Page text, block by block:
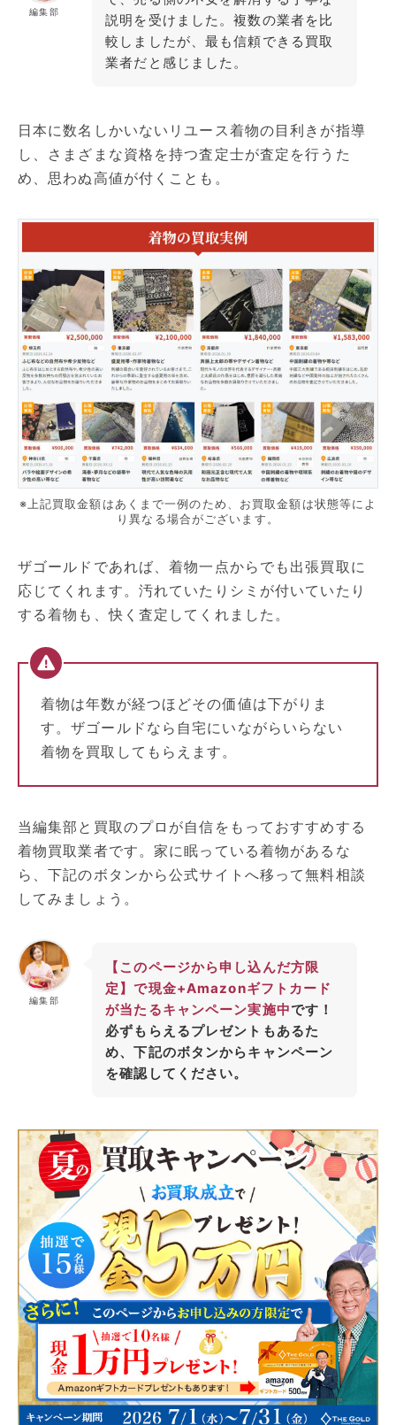
編集部
説明を受けました。複数の業者を比
較しましたが、最も信頼できる買取
業者だと感じました。
日本に数名しかいないリユース着物の目利きが指導
し、さまざまな資格を持つ査定士が査定を行うた
め、思わぬ高値が付くことも。
※上記買取金額はあくまで一例のため、お買取金額は状態等によ
り異なる場合がございます。
ザゴールドであれば、着物一点からでも出張買取に
応じてくれます。汚れていたりシミが付いていたり
する着物も、快く査定してくれました。
着物は年数が経つほどその価値は下がりま
す。ザゴールドなら自宅にいながらいらない
着物を買取してもらえます。
当編集部と買取のプロが自信をもっておすすめする
着物買取業者です。家に眠っている着物があるな
ら、下記のボタンから公式サイトへ移って無料相談
してみましょう。
編集部
【このページから申し込んだ方限
定】で現金+Amazonギフトカード
が当たるキャンペーン実施中です！
必ずもらえるプレゼントもあるた
め、下記のボタンからキャンペーン
を確認してください。